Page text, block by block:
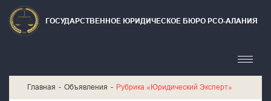
ГОСУДАРСТВЕННОЕ ЮРИДИЧЕСКОЕ БЮРО РСО-АЛАНИЯ
Главная Объявления Рубрика «Юридический Эксперт»